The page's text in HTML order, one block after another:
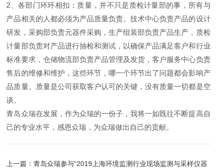
2、各部门环环相扣：质量，并不只是质检计量部的事，所有与
产品相关的人都必须为产品质量负责。技术中心负责产品的设计
研发，采购部负责元器件采购，生产组装部负责产品生产，质检
计量部负责对产品进行抽检和测试，以确保产品满足客户和行业
标准要求，仓储物流部负责产品管理及发货，客户服务中心负责
售后的维修和维护，这些环节，哪一个环节出了问题都会影响产
品质量。质量是公司获取客户认可的关键，没有质量一切都是空
谈。
青岛众瑞在发展，作为众瑞的一份子，我将一如既往不断提高自
己的专业水平，感恩众瑞，为众瑞做出自己的贡献。
上一篇：青岛众瑞参与“2019上海环境监测行业现场监测与采样仪器